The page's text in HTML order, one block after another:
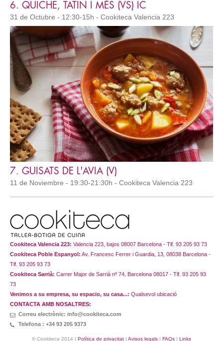
6. QUICHE, TATIN I MÉS (VS) IC
31 de Octubre - 12:30-15h - Cookiteca Valencia 223
7. GUISATS DE L'AVIA (V)
11 de Noviembre - 19:30-21:30h - Cookiteca Valencia 223
Cookiteca Valencia 223: Valencia 223, bajos 08007 Barcelona - Tlf. 93 205 93 73
Cookiteca Poble Espanyol: Av. Francesc Ferrer i Guardia, 13, 08038 Barcelona -
Tlf. 93 205 93 73
Cookiteca Sarrià: Carrer Major de Sarrià nº 74, Barcelona 08017 - Tlf. 93 205 93
73
Venimos a su empresa, su espacio, su casa...: Qualsevol ubicació
CONTACTA AMB NOSALTRES:
Correu electrònic: info@cookiteca.com
Telefona : +34 93 205 9373
© Cookiteca 2014 | Política de privacitat | Avisos legals | FAQs | Links